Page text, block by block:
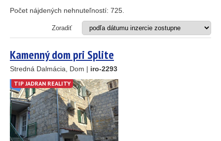
(môžete vybrať viacej položiek)
Severná Dalmácia (248)
Stredná Dalmácia (429)
Južná Dalmácia
CENA(vyberte rozsah)
Počet nájdených nehnuteľností: 725
Zoradiť
Kamenný dom pri Splite
Stredná Dalmácia, Dom | iro-2293
TIP JADRAN REALITY